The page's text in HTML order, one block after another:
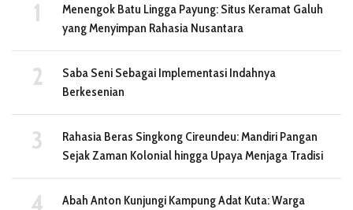
Menengok Batu Lingga Payung: Situs Keramat Galuh
yang Menyimpan Rahasia Nusantara
Saba Seni Sebagai Implementasi Indahnya
Berkesenian
Rahasia Beras Singkong Cireundeu: Mandiri Pangan
Sejak Zaman Kolonial hingga Upaya Menjaga Tradisi
Abah Anton Kunjungi Kampung Adat Kuta: Warga